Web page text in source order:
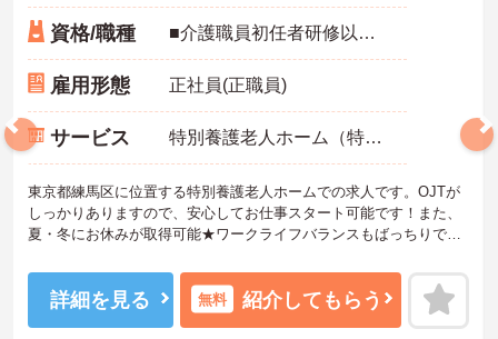
資格/職種 ■介護職員初任者研修以上必須
雇用形態 正社員(正職員)
サービス 特別養護老人ホーム（特養）
東京都練馬区に位置する特別養護老人ホームでの求人です。OJTが
しっかりありますので、安心してお仕事スタート可能です！また、
夏・冬にお休みが取得可能★ワークライフバランスもばっちりで
案内しますのでお気軽にご相談ください！
詳細を見る 無料 紹介してもらう